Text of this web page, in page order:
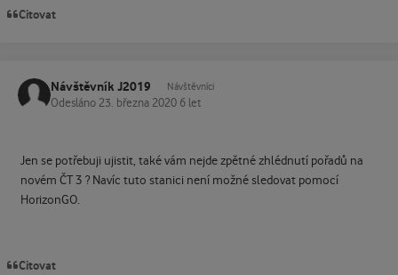
Citovat
Návštěvník J2019 Návštěvníci
Odesláno 23. března 2020 6 let
Jen se potřebuji ujistit, také vám nejde zpětné zhlédnutí pořadů na
novém ČT 3 ? Navíc tuto stanici není možné sledovat pomocí
HorizonGO.
Citovat